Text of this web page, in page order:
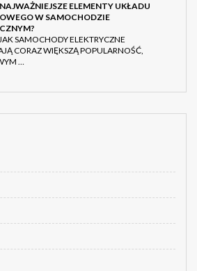
ELEMENTY UKŁADU
W SAMOCHODZIE
SAMOCHODY ELEKTRYCZNE
CORAZ WIĘKSZĄ POPULARNOŚĆ,
…